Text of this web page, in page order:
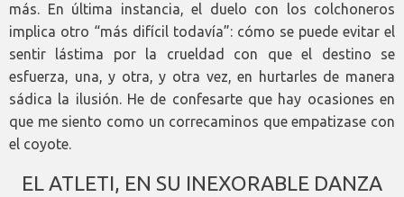
más. En última instancia, el duelo con los colchoneros
implica otro “más difícil todavía”: cómo se puede evitar el
sentir lástima por la crueldad con que el destino se
esfuerza, una, y otra, y otra vez, en hurtarles de manera
sádica la ilusión. He de confesarte que hay ocasiones en
que me siento como un correcaminos que empatizase con
el coyote.
EL ATLETI, EN SU INEXORABLE DANZA